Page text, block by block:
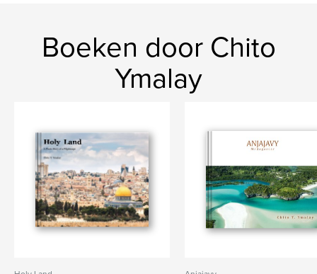
Boeken door Chito
Ymalay